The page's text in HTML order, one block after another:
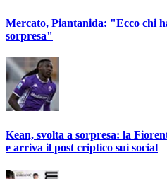
Mercato, Piantanida: "Ecco chi
sorpresa"
Kean, svolta a sorpresa: la
e arriva il post criptico sui social